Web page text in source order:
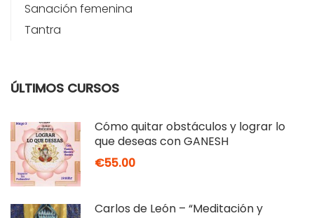
Sanación femenina
Tantra
ÚLTIMOS CURSOS
Cómo quitar obstáculos y lograr lo
que deseas con GANESH
€55.00
Carlos de León – “Meditación y